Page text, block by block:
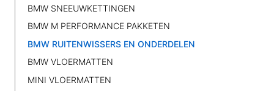
BMW SNEEUWKETTINGEN
BMW M PERFORMANCE PAKKETEN
BMW RUITENWISSERS EN ONDERDELEN
BMW VLOERMATTEN
MINI VLOERMATTEN